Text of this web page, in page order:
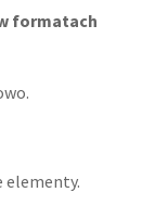
formatach
elementy.